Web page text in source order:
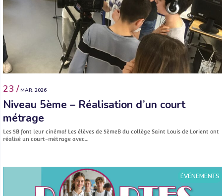
23 / MAR. 2026
Niveau 5ème – Réalisation d’un court
métrage
Les 5B font leur cinéma! Les élèves de 5èmeB du collège Saint Louis de Lorient ont
réalisé un court-métrage avec…
ÉVÉNEMENTS